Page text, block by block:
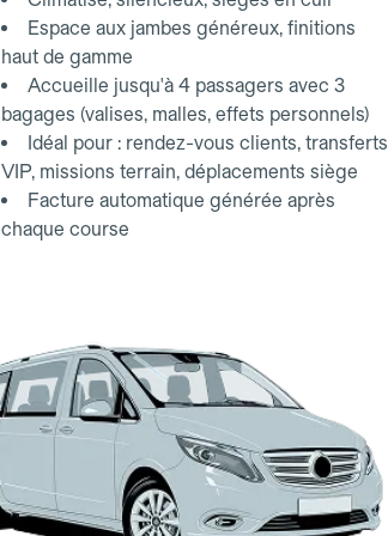
Espace aux jambes généreux, finitions
haut de gamme
Accueille jusqu'à 4 passagers avec 3
bagages (valises, malles, effets personnels)
Idéal pour : rendez-vous clients, transferts
VIP, missions terrain, déplacements siège
Facture automatique générée après
chaque course